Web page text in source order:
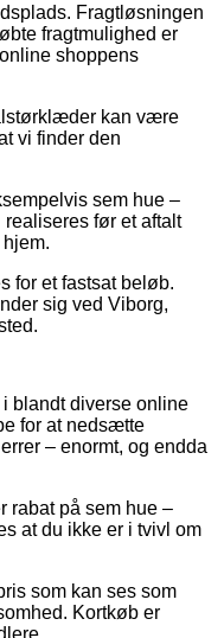
Fragtløsningen
fragtmulighed er
shoppens
kan være
vi finder den
sem hue –
før et aftalt
for et fastsat beløb.
sig ved Viborg,
blandt diverse online
for at nedsætte
– enormt, og endda
rabat på sem hue –
at du ikke er i tvivl om
som kan ses som
Kortkøb er